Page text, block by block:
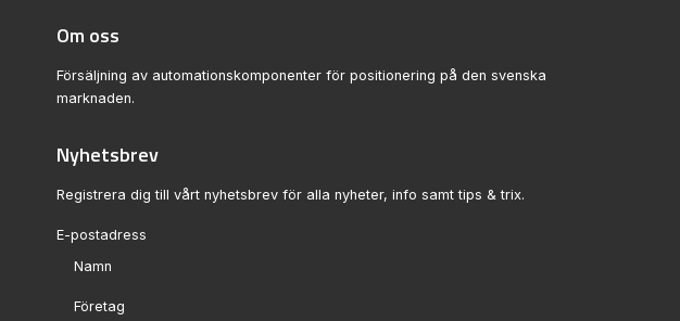
Om oss
Försäljning av automationskomponenter för positionering på den svenska
marknaden.
Nyhetsbrev
Registrera dig till vårt nyhetsbrev för alla nyheter, info samt tips & trix.
Sektion